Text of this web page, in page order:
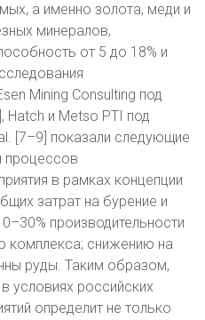
а именно золота, меди и
минералов,
от 5 до 18% и
Mining Consulting под
Hatch и Metso PTI под
[7–9] показали следующие
процессов
в рамках концепции
затрат на бурение и
производительности
комплекса; снижению на
руды. Таким образом,
условиях российских
определит не только